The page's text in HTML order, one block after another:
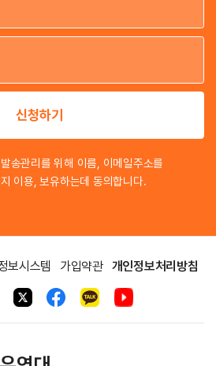
이
이
신청하기
송관리를 위해 이름, 이메일주소를
이용, 보유하는데 동의합니다.
보시스템 가입약관 개인정보처리방침